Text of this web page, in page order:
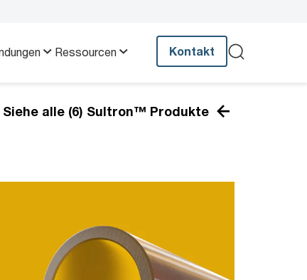
Ressourcen Kontakt
Siehe alle (6) Sultron™ Produkte